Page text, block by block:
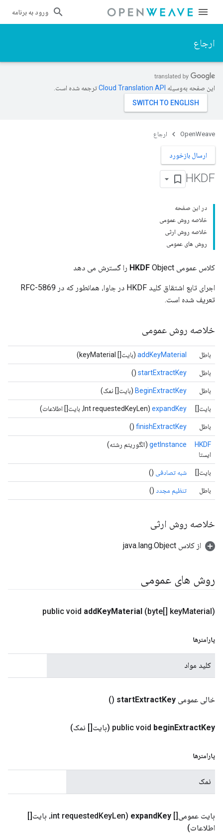
ورود به برنامه
ارجاع
این صفحه به‌وسیله ترجمه شده است.
OpenWeave ارجاع
ارسال بازخورد
HKDF
در این صفحه
خلاصه روش عمومی
خلاصه روش ارثی
روش های عمومی
کلاس عمومی HKDF Object را گسترش می دهد
اجرای تابع اشتقاق کلید HKDF در جاوا، همانطور که در RFC-5869
تعریف شده است.
خلاصه روش عمومی
باطل addKeyMaterial (بایت[] keyMaterial)
باطل startExtractKey
()
باطل BeginExtractKey (بایت[] نمک)
بایت[] expandKey (Int requestedKeyLen، بایت[] اطلاعات)
باطل finishExtractKey
()
HKDF
ایستا
getInstance (الگوریتم رشته)
بایت[] شبه تصادفی ()
باطل تنظیم مجدد ()
خلاصه روش ارثی
از کلاس java.lang.Object
روش های عمومی
public void addKeyMaterial (byte[] keyMaterial)
پارامترها
کلید مواد
خالی عمومی startExtractKey
()
public void beginExtractKey (بایت[] نمک)
پارامترها
نمک
بایت عمومی[] expandKey
(int requested
Key
Len، بایت[]
اطلاعات)